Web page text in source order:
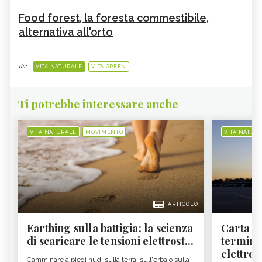
Food forest, la foresta commestibile,
alternativa all'orto
da: VITA NATURALE VITA GREEN
Ti potrebbe interessare anche
VITA NATURALE MOVIMENTO
ARTICOLO
Earthing sulla battigia: la scienza
di scaricare le tensioni elettrost...
Camminare a piedi nudi sulla terra, sull'erba o sulla
VITA
Carta